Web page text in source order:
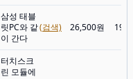
삼성 태블
릿PC와 같
이 간다
(검색) 26,500원
터치스크
린 모듈에